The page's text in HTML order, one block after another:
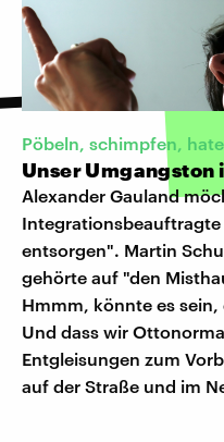
Pöbeln, schimpfen,
Unser Umgangston
Alexander Gauland
entsorgen". Martin
gehörte auf "den
Hmmm, könnte es
Und dass wir
Entgleisungen zum
auf der Straße und im